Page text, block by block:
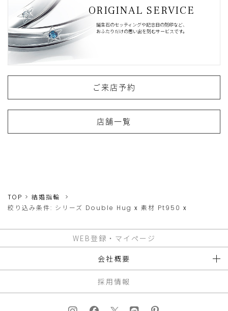
ORIGINAL SERVICE
誕生石のセッティングや記念日の刻印など、
おふたりだけの思い出を刻むサービスです。
ご来店予約
店舗一覧
TOP
結婚指輪
絞り込み条件: シリーズ Double Hug x 素材 Pt950 x
WEB登録・マイページ
会社概要
採用情報